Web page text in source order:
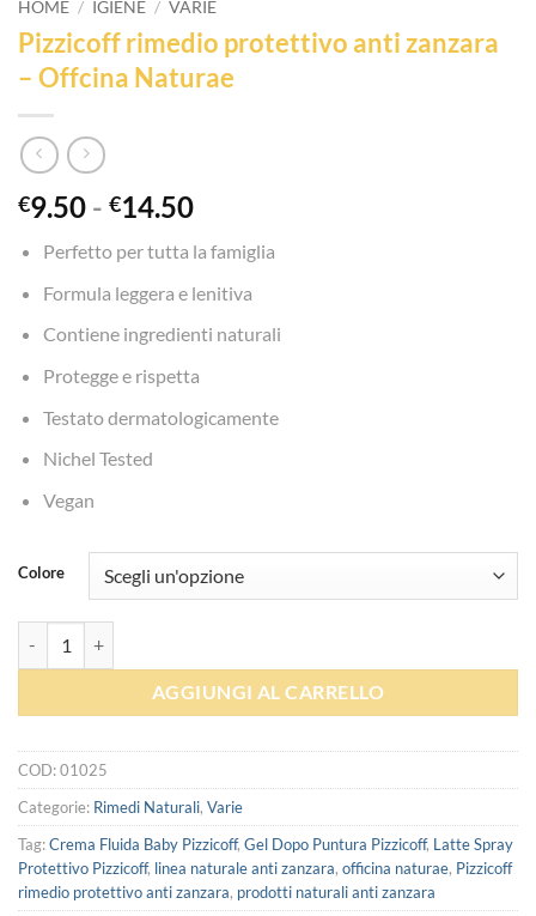
HOME / IGIENE / VARIE
Pizzicoff rimedio protettivo anti zanzara
– Offcina Naturae
€9.50 - €14.50Fascia
prezzo:
da
€9.50
a
€14.50
Perfetto per tutta la famiglia
Formula leggera e lenitiva
Contiene ingredienti naturali
Protegge e rispetta
Testato dermatologicamente
Nichel Tested
Vegan
Colore
AGGIUNGI AL CARRELLO
COD:01025
Categorie: Rimedi Naturali, Varie
Tag:Crema Fluida Baby Pizzicoff, Gel Dopo Puntura Pizzicoff, Latte Spray
Protettivo Pizzicoff, linea naturale anti zanzara, officina naturae, Pizzicoff
rimedio protettivo anti zanzara, prodotti naturali anti zanzara